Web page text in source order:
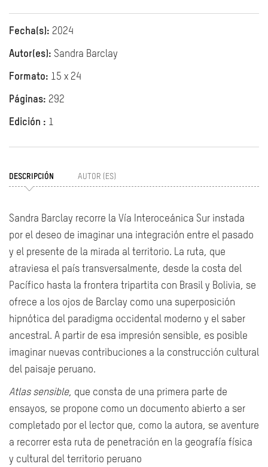
Fecha(s): 2024
Autor(es): Sandra Barclay
Formato: 15 x 24
Páginas: 292
Edición : 1
DESCRIPCIÓN AUTOR (ES)
Sandra Barclay recorre la Vía Interoceánica Sur instada
por el deseo de imaginar una integración entre el pasado
y el presente de la mirada al territorio. La ruta, que
atraviesa el país transversalmente, desde la costa del
Pacífico hasta la frontera tripartita con Brasil y Bolivia, se
ofrece a los ojos de Barclay como una superposición
hipnótica del paradigma occidental moderno y el saber
ancestral. A partir de esa impresión sensible, es posible
imaginar nuevas contribuciones a la construcción cultural
del paisaje peruano.
Atlas sensible, que consta de una primera parte de
ensayos, se propone como un documento abierto a ser
completado por el lector que, como la autora, se aventure
a recorrer esta ruta de penetración en la geografía física
y cultural del territorio peruano